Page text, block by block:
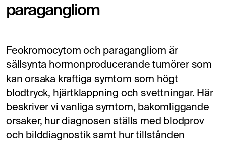
paragangliom
Feokromocytom och paragangliom är
sällsynta hormonproducerande tumörer som
kan orsaka kraftiga symtom som högt
blodtryck, hjärtklappning och svettningar. Här
beskriver vi vanliga symtom, bakomliggande
orsaker, hur diagnosen ställs med blodprov
och bilddiagnostik samt hur tillstånden